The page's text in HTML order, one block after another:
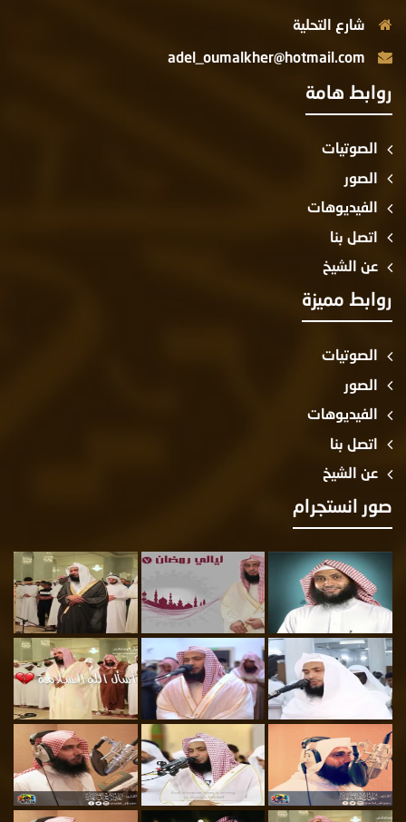
شارع التحلية
adel_oumalkher@hotmail.com
روابط هامة
الصوتيات
الصور
الفيديوهات
اتصل بنا
عن الشيخ
روابط مميزة
الصوتيات
الصور
الفيديوهات
اتصل بنا
عن الشيخ
صور انستجرام